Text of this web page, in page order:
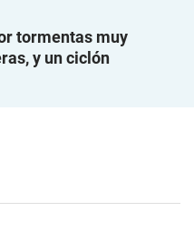
tormentas muy
y un ciclón